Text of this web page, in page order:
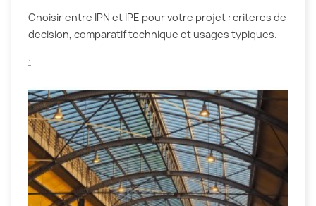
Choisir entre IPN et IPE pour votre projet : criteres de
decision, comparatif technique et usages typiques.
.